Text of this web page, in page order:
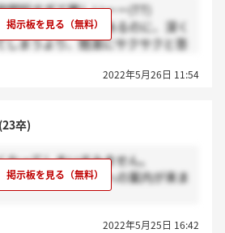
間短すぎて難しいーー(TT)
ん伝えたいことがあるのに、深く
しまうより、簡潔にサクサクと答
方には「その志望動機では掘られ
機を深く掘らない感じ？？
2022年5月26日 11:54
(23卒)
ってしまいすみません。
２、３日後に面接への案内が来ま
2022年5月25日 16:42